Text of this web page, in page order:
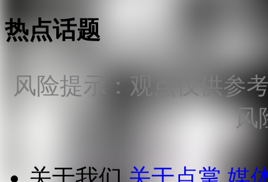
热点话题
风险提示：观点仅供参
风